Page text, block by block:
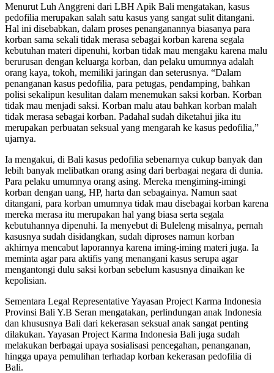
Menurut Luh Anggreni dari LBH Apik Bali mengatakan, kasus
pedofilia merupakan salah satu kasus yang sangat sulit ditangani.
Hal ini disebabkan, dalam proses penanganannya biasanya para
korban sama sekali tidak merasa sebagai korban karena segala
kebutuhan materi dipenuhi, korban tidak mau mengaku karena malu
berurusan dengan keluarga korban, dan pelaku umumnya adalah
orang kaya, tokoh, memiliki jaringan dan seterusnya. “Dalam
penanganan kasus pedofilia, para petugas, pendamping, bahkan
polisi sekalipun kesulitan dalam menemukan saksi korban. Korban
tidak mau menjadi saksi. Korban malu atau bahkan korban malah
tidak merasa sebagai korban. Padahal sudah diketahui jika itu
merupakan perbuatan seksual yang mengarah ke kasus pedofilia,”
ujarnya.
Ia mengakui, di Bali kasus pedofilia sebenarnya cukup banyak dan
lebih banyak melibatkan orang asing dari berbagai negara di dunia.
Para pelaku umumnya orang asing. Mereka mengiming-imingi
korban dengan uang, HP, harta dan sebagainya. Namun saat
ditangani, para korban umumnya tidak mau disebagai korban karena
mereka merasa itu merupakan hal yang biasa serta segala
kebutuhannya dipenuhi. Ia menyebut di Buleleng misalnya, pernah
kasusnya sudah disidangkan, sudah diproses namun korban
akhirnya mencabut laporannya karena iming-iming materi juga. Ia
meminta agar para aktifis yang menangani kasus serupa agar
mengantongi dulu saksi korban sebelum kasusnya dinaikan ke
kepolisian.
Sementara Legal Representative Yayasan Project Karma Indonesia
Provinsi Bali Y.B Seran mengatakan, perlindungan anak Indonesia
dan khususnya Bali dari kekerasan seksual anak sangat penting
dilakukan. Yayasan Project Karma Indonesia Bali juga sudah
melakukan berbagai upaya sosialisasi pencegahan, penanganan,
hingga upaya pemulihan terhadap korban kekerasan pedofilia di
Bali.